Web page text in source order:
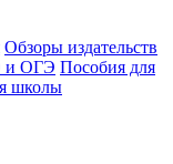
Обзоры издательств
и ОГЭ Пособия для
школы